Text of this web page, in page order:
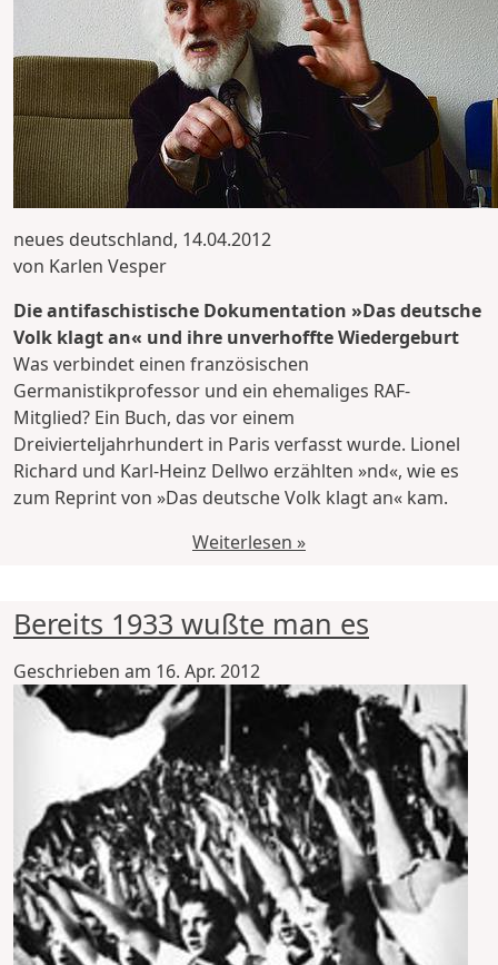
neues deutschland, 14.04.2012
von Karlen Vesper
Die antifaschistische Dokumentation »Das deutsche
Volk klagt an« und ihre unverhoffte Wiedergeburt
Was verbindet einen französischen
Germanistikprofessor und ein ehemaliges RAF-
Mitglied? Ein Buch, das vor einem
Dreivierteljahrhundert in Paris verfasst wurde. Lionel
Richard und Karl-Heinz Dellwo erzählten »nd«, wie es
zum Reprint von »Das deutsche Volk klagt an« kam.
Weiterlesen »
Bereits 1933 wußte man es
Geschrieben am 16. Apr. 2012